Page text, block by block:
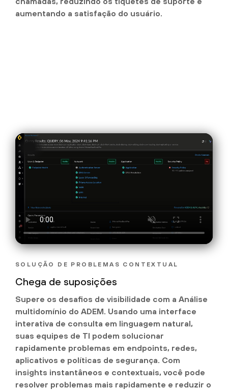
aumentando a satisfação do usuário.
SOLUÇÃO DE PROBLEMAS CONTEXTUAL
Chega de suposições
Supere os desafios de visibilidade com a Análise
multidomínio do ADEM. Usando uma interface
interativa de consulta em linguagem natural,
suas equipes de TI podem solucionar
rapidamente problemas em endpoints, redes,
aplicativos e políticas de segurança. Com
insights instantâneos e contextuais, você pode
resolver problemas mais rapidamente e reduzir o